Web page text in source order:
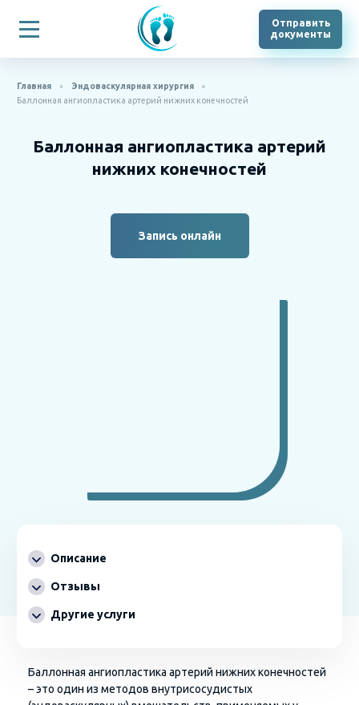
Отправить
документы
Главная
Эндоваскулярная хирургия
Баллонная ангиопластика артерий нижних конечностей
Баллонная ангиопластика артерий
нижних конечностей
Запись онлайн
Описание
Отзывы
Другие услуги
Баллонная ангиопластика артерий нижних конечностей
– это один из методов внутрисосудистых